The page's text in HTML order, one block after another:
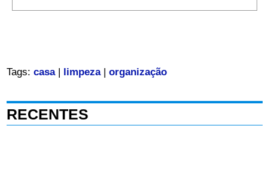
Tags: casa| limpeza| organização
RECENTES